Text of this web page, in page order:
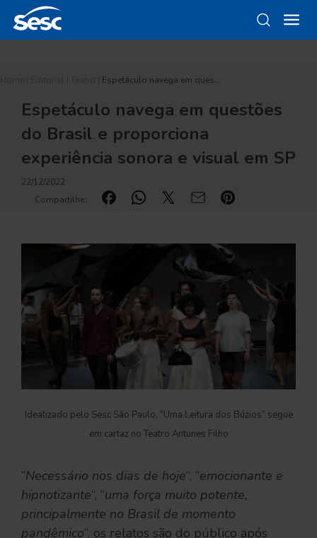
Espetáculo navega em ques…
Espetáculo navega em questões
do Brasil e proporciona
experiência sonora e visual em SP
22/12/2022
Compartilhe:
Idealizado pelo Sesc São Paulo, “Uma Leitura dos Búzios” segue
em cartaz no Teatro Antunes Filho
“Necessário nos dias de hoje“, “emocionante e
hipnotizante“, “uma força muito potente,
principalmente no Brasil de momento
pandêmico“, os relatos são do público após